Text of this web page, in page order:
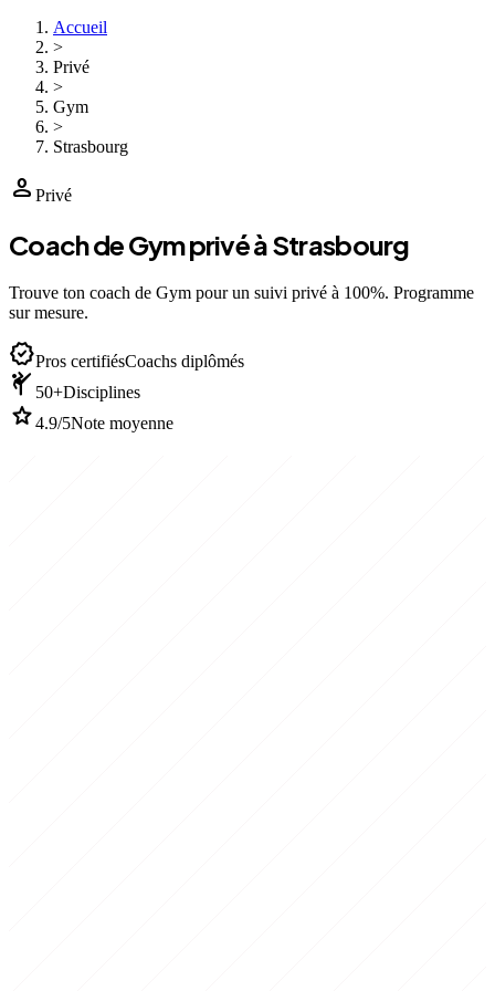
Accueil
>
Privé
>
Gym
>
Strasbourg
person Privé
Coach de Gym privé à Strasbourg
Trouve ton coach de Gym pour un suivi privé à 100%. Programme
sur mesure.
verifiedPros certifiésCoachs diplômés
sports_martial_arts 50+Disciplines
star4.9/5Note moyenne